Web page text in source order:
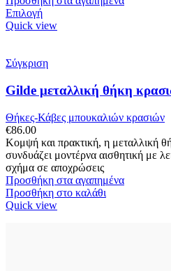
ΕπιλογήΑυτό
το
πολλαπλές
Οι
επιλογές
μπορούν
να
στη
σελίδα
του
προϊόντος
Quick view
Σύγκριση
Gilde μεταλλική θήκη
Θήκες-Κάβες μπουκαλιών κρασιών
€86.00
Κομψή και πρακτική, η μεταλλική
συνδυάζει μοντέρνα αισθητική με
σχήμα σε αποχρώσεις
Προσθήκη στα αγαπημένα
Προσθήκη στο καλάθι
Quick view